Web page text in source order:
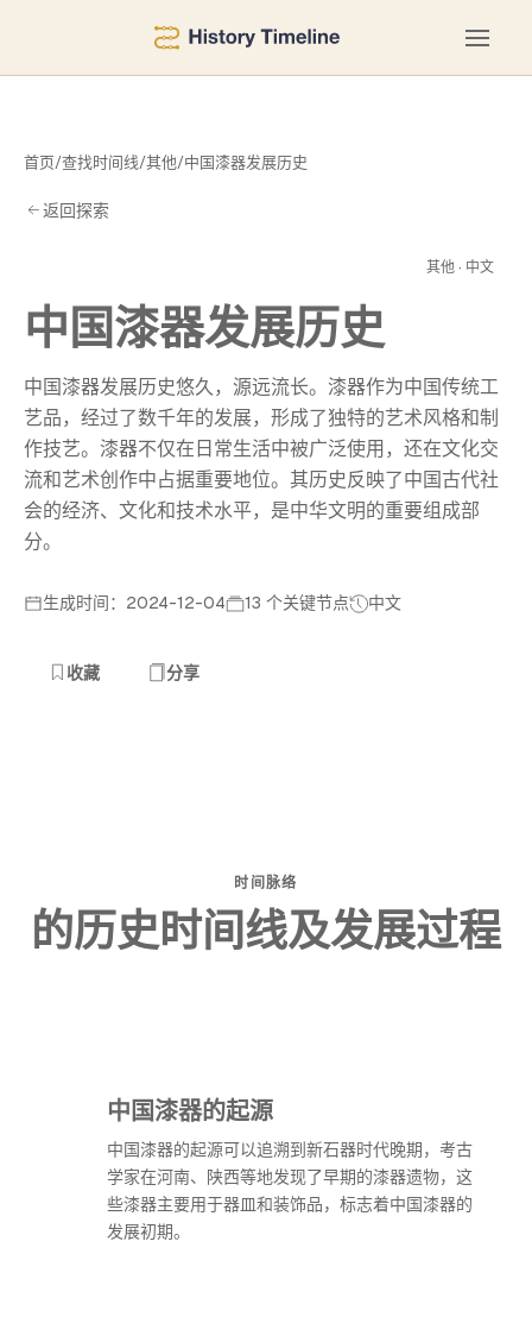
首页/查找时间线/其他/中国漆器发展历史
返回探索
其他 · 中文
中国漆器发展历史
中国漆器发展历史悠久，源远流长。漆器作为中国传统工
艺品，经过了数千年的发展，形成了独特的艺术风格和制
作技艺。漆器不仅在日常生活中被广泛使用，还在文化交
流和艺术创作中占据重要地位。其历史反映了中国古代社
会的经济、文化和技术水平，是中华文明的重要组成部
分。
生成时间：2024-12-04 13 个关键节点 中文
收藏 分享
时间脉络
的历史时间线及发展过程
中国漆器的起源
中国漆器的起源可以追溯到新石器时代晚期，考古
学家在河南、陕西等地发现了早期的漆器遗物，这
些漆器主要用于器皿和装饰品，标志着中国漆器的
发展初期。